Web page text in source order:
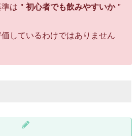
は＂ 初心者でも飲みやすいか＂
価しているわけではありません